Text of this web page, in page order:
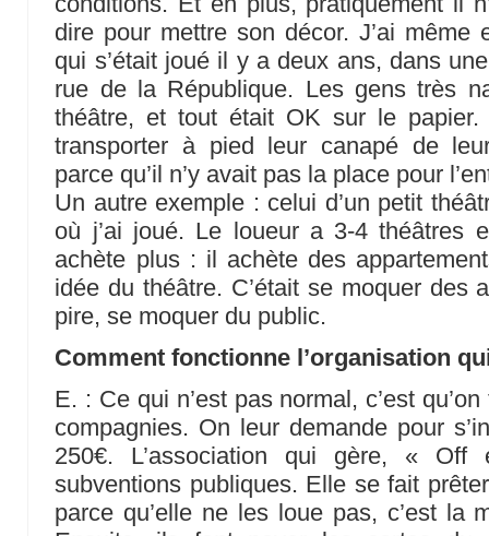
dire pour mettre son décor. J’ai même
qui s’était joué il y a deux ans, dans
rue de la République. Les gens très
théâtre, et tout était OK sur le
transporter à pied leur canapé de
parce qu’il n’y avait pas la place pour
Un autre exemple : celui d’un petit
où j’ai joué. Le loueur a 3-4 théâtres
achète plus : il achète des
idée du théâtre. C’était se moquer des
pire, se moquer du public.
Comment fonctionne l’organisation
E. : Ce qui n’est pas normal, c’est
compagnies. On leur demande pour
250€. L’association qui gère, «
subventions publiques. Elle se fait
parce qu’elle ne les loue pas, c’est la